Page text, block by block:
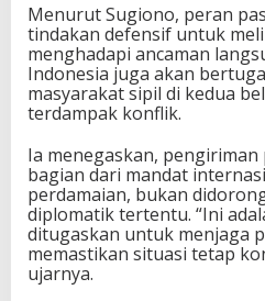
Menurut Sugiono, peran
tindakan defensif untuk
menghadapi ancaman
Indonesia juga akan
masyarakat sipil di kedua
terdampak konflik.
Ia menegaskan,
bagian dari mandat
perdamaian, bukan
diplomatik tertentu. “Ini
ditugaskan untuk menjaga
memastikan situasi tetap
ujarnya.